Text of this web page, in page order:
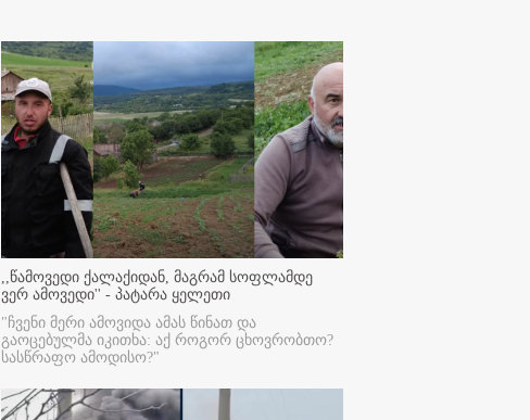
,,წამოვედი ქალაქიდან, მაგრამ სოფლამდე
ვერ ამოვედი'' - პატარა ყელეთი
"ჩვენი მერი ამოვიდა ამას წინათ და
გაოცებულმა იკითხა: აქ როგორ ცხოვრობთო?
სასწრაფო ამოდისო?"